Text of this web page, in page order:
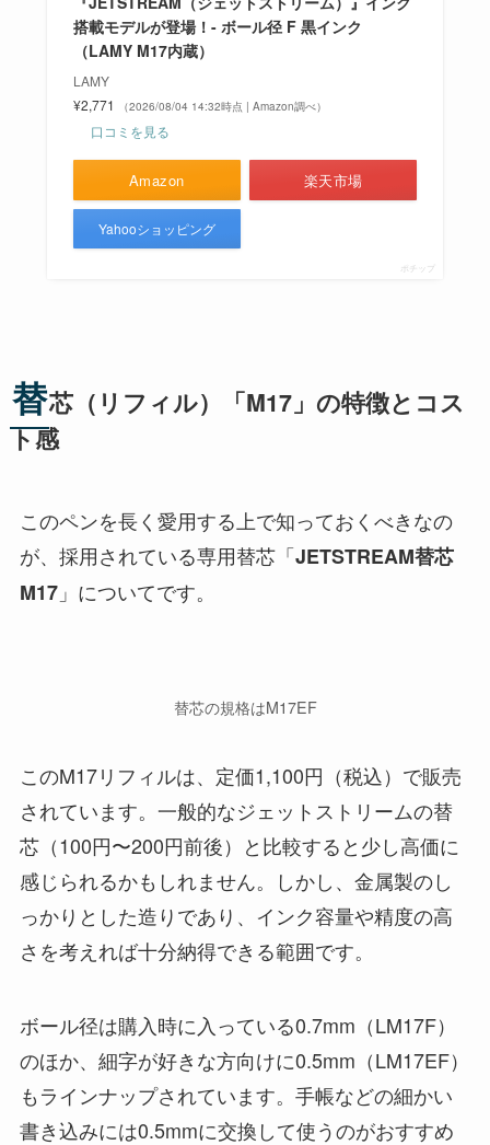
搭載モデルが登場！- ボール径 F 黒インク
（LAMY M17内蔵）
LAMY
¥2,771
（2026/08/04 14:32時点 | Amazon調べ）
口コミを見る
Amazon 楽天市場
Yahooショッピング
ポチップ
替芯（リフィル）「M17」の特徴とコス
ト感
このペンを長く愛用する上で知っておくべきなの
が、採用されている専用替芯「JETSTREAM替芯
M17」についてです。
替芯の規格はM17EF
このM17リフィルは、定価1,100円（税込）で販売
されています。一般的なジェットストリームの替
芯（100円〜200円前後）と比較すると少し高価に
感じられるかもしれません。しかし、金属製のし
っかりとした造りであり、インク容量や精度の高
さを考えれば十分納得できる範囲です。
ボール径は購入時に入っている0.7mm（LM17F）
のほか、細字が好きな方向けに0.5mm（LM17EF）
もラインナップされています。手帳などの細かい
書き込みには0.5mmに交換して使うのがおすすめ